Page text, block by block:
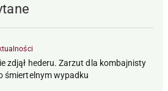
zdjął hederu. Zarzut dla kombajnisty
śmiertelnym wypadku